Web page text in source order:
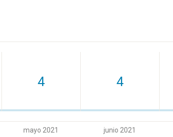
4
mayo 2021
4
junio 2021